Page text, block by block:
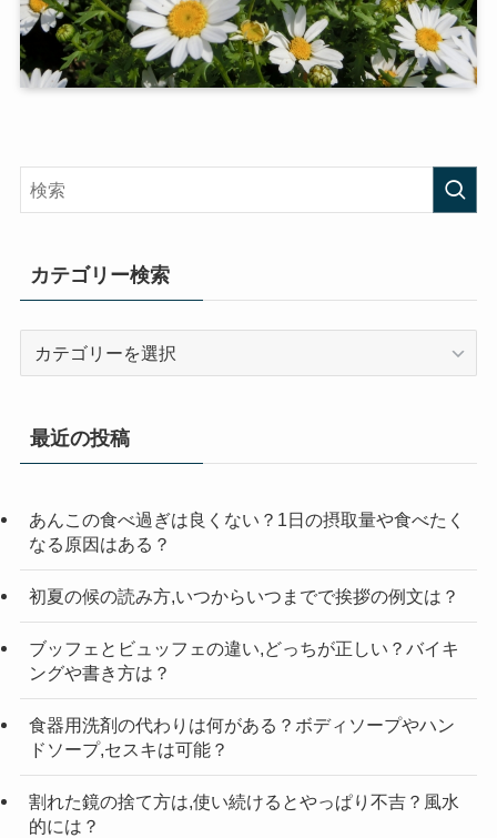
カテゴリー検索
リ
索
最近の投稿
あんこの食べ過ぎは良くない？1日の摂取量や食べたく
なる原因はある？
初夏の候の読み方,いつからいつまでで挨拶の例文は？
ブッフェとビュッフェの違い,どっちが正しい？バイキ
ングや書き方は？
食器用洗剤の代わりは何がある？ボディソープやハン
ドソープ,セスキは可能？
割れた鏡の捨て方は,使い続けるとやっぱり不吉？風水
的には？